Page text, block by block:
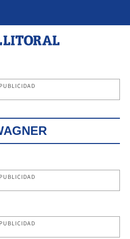
PUBLICIDAD
PUBLICIDAD
PUBLICIDAD